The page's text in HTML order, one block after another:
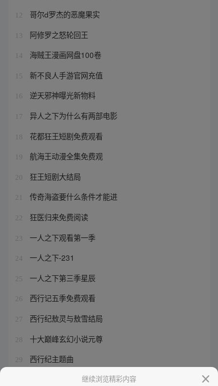
12 哥尔d罗杰的恶魔果实
13 阿修罗之怒轮回王
14 海贼王漫画网盘100卷
15 新不良人手游官网充值
16 逆天邪神曝光新物料
17 异人之下为什么有两部电影
18 花都狂王短剧免费观看
19 航海王动漫全集免费观
20 狂王短剧大结局
21 传奇海盗要什么条件才能进
22 狂医归来免费阅读
23 一人之下观看第一季
24 一人之下-231
25 一人之下第三季星辰
26 西行记五季免费观看
27 西行纪敖灵与敖雪结局
28 十大巅峰玄幻小说元尊
29 西行纪主题曲
苏月儿打时江做的位置继续浏览精彩内容